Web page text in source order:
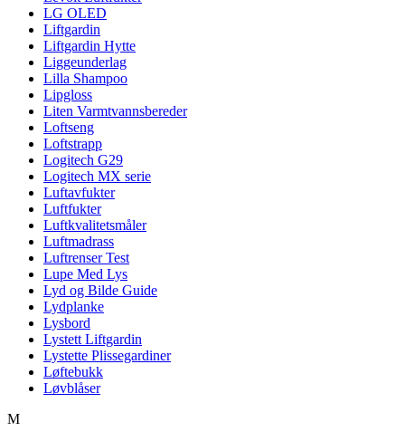
LG OLED
Liftgardin
Liftgardin Hytte
Liggeunderlag
Lilla Shampoo
Lipgloss
Liten Varmtvannsbereder
Loftseng
Loftstrapp
Logitech G29
Logitech MX serie
Luftavfukter
Luftfukter
Luftkvalitetsmåler
Luftmadrass
Luftrenser Test
Lupe Med Lys
Lyd og Bilde Guide
Lydplanke
Lysbord
Lystett Liftgardin
Lystette Plissegardiner
Løftebukk
Løvblåser
M